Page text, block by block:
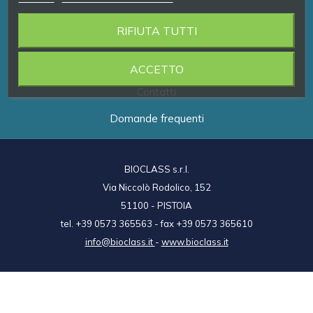
Prodotti
Brand
Domande frequenti
RIFIUTA TUTTI
ACCETTO
BIOCLASS s.r.l.
Via Niccolò Rodolico, 152
51100 - PISTOIA
tel. +39 0573 365563 - fax +39 0573 365610
info@bioclass.it - www.bioclass.it